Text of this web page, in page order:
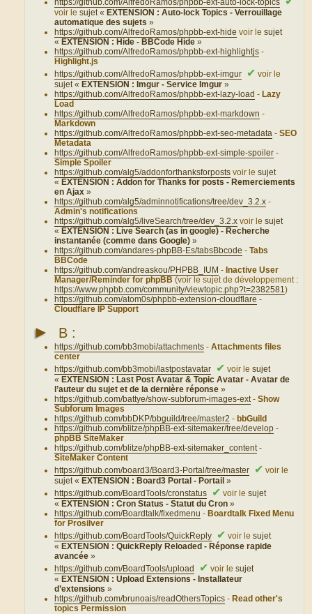
voir lesujet « EXTENSION : Auto-lock Topics - Verrouillage
automatique des sujets»
https://github.com/AlfredoRamos/phpbb-ext-hide voir lesujet
« EXTENSION : Hide - BBCode Hide»
https://github.com/AlfredoRamos/phpbb-ext-highlightjs -
Highlight.js
https://github.com/AlfredoRamos/phpbb-ext-imgur
✔ voir le
sujet « EXTENSION : Imgur - Service Imgur»
https://github.com/AlfredoRamos/phpbb-ext-lazy-load -Lazy
Load
https://github.com/AlfredoRamos/phpbb-ext-markdown -
Markdown
https://github.com/AlfredoRamos/phpbb-ext-seo-metadata -SEO
Metadata
https://github.com/AlfredoRamos/phpbb-ext-simple-spoiler -
Simple Spoiler
https://github.com/alg5/addonforthanksforposts voir lesujet
« EXTENSION : Addon for Thanks for posts - Remerciements
en Ajax»
https://github.com/alg5/adminnotifications/tree/dev_3.2.x -
Admin's notifications
https://github.com/alg5/liveSearch/tree/dev_3.2.x voir lesujet
« EXTENSION : Live Search (as in google) - Recherche
instantanée (comme dans Google)»
https://github.com/andares-phpBB-Es/tabsBbcode -Tabs
BBCode
https://github.com/andreaskou/PHPBB_IUM -Inactive User
Manager/Reminder for phpBB (voir le sujet de développement :
https://www.phpbb.com/community/viewtopic.php?t=2382581)
https://github.com/atom0s/phpbb-extension-cloudflare -
Cloudflare IP Support
► B :
https://github.com/bb3mobi/attachments -Attachments files
center
https://github.com/bb3mobi/lastpostavatar
✔ voir lesujet
« EXTENSION : Last Post Avatar & Topic Avatar - Avatar de
l’auteur du sujet et de la dernière réponse»
https://github.com/battye/show-subforum-images-ext-Show
Subforum Images
https://github.com/bbDKP/bbguild/tree/master2 - bbGuild
https://github.com/blitze/phpBB-ext-sitemaker/tree/develop -
phpBB SiteMaker
https://github.com/blitze/phpBB-ext-sitemaker_content-
SiteMaker Content
https://github.com/board3/Board3-Portal/tree/master
✔ voir le
sujet « EXTENSION : Board3 Portal - Portail»
https://github.com/BoardTools/cronstatus
✔ voir lesujet
« EXTENSION : Cron Status - Statut du Cron»
https://github.com/Boardtalk/fixedmenu - Boardtalk Fixed Menu
for Prosilver
https://github.com/BoardTools/QuickReply
✔ voir lesujet
« EXTENSION : QuickReply Reloaded - Réponse rapide
avancée»
https://github.com/BoardTools/upload
✔ voir lesujet
« EXTENSION : Upload Extensions - Installateur
d’extensions»
https://github.com/brunoais/readOthersTopics - Read other's
topics Permission